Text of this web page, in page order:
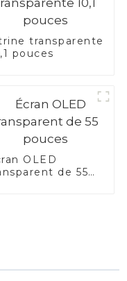
transparente
pouces
OLED
de 55